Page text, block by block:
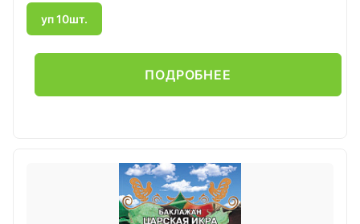
уп 10шт.
ПОДРОБНЕЕ